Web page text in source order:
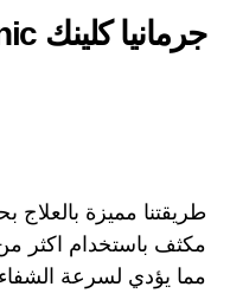
جرمانيا كلينك germania.clinic
طريقتنا مميزة
مكثف باستخدام اكثر
مما يؤدي لسرعة